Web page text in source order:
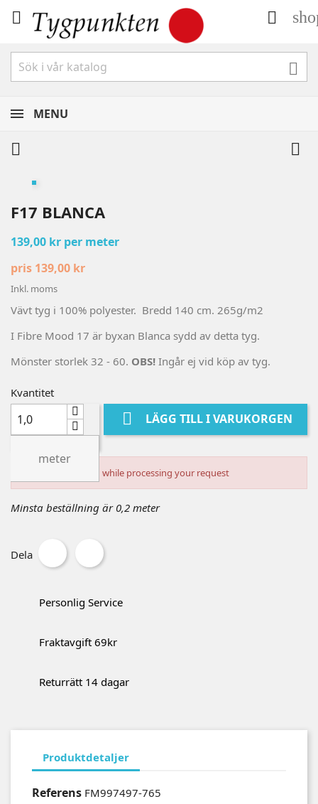
 

MENU
 
F17 BLANCA
139,00 kr per meter
pris 139,00 kr
Inkl. moms
Vävt tyg i 100% polyester. Bredd 140 cm. 265g/m2
I Fibre Mood 17 är byxan Blanca sydd av detta tyg.
Mönster storlek 32 - 60. OBS! Ingår ej vid köp av tyg.
Kvantitet
meter
 LÄGG TILL I VARUKORGEN
An error occurred while processing your request
Minsta beställning är 0,2 meter
Dela
Personlig Service
Fraktavgift 69kr
Returrätt 14 dagar
Produktdetaljer
Referens FM997497-765